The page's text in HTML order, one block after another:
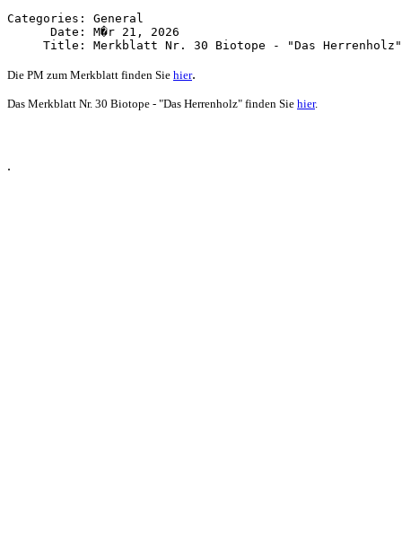
Categories: General
      Date: M�r 21, 2026
Die PM zum Merkblatt finden Sie hier.
Das Merkblatt Nr. 30 Biotope - "Das Herrenholz" finden Sie hier.
.